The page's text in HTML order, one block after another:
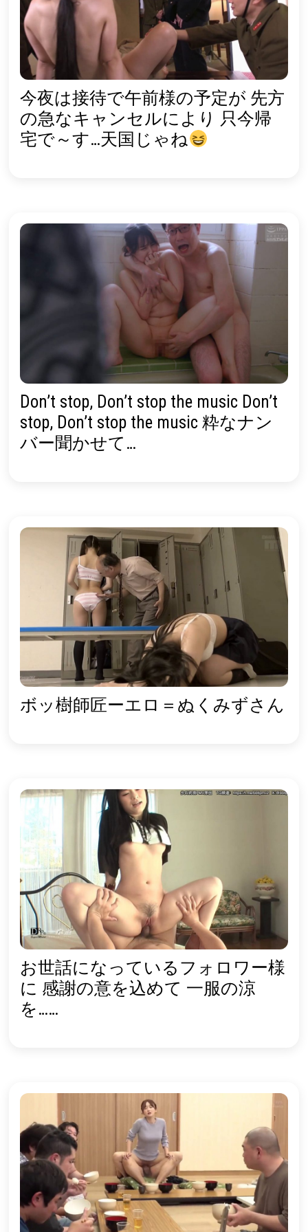
今夜は接待で午前様の予定が 先方
の急なキャンセルにより 只今帰
宅で～す…天国じゃね
Don’t stop, Don’t stop the music Don’t
stop, Don’t stop the music 粋なナン
バー聞かせて…
ボッ樹師匠ーエロ＝ぬくみずさん
お世話になっているフォロワー様
に 感謝の意を込めて 一服の涼
を……